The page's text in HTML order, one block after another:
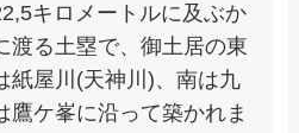
キロメートルに及ぶか
渡る土塁で、御土居の東
紙屋川(天神川)、南は九
鷹ケ峯に沿って築かれま